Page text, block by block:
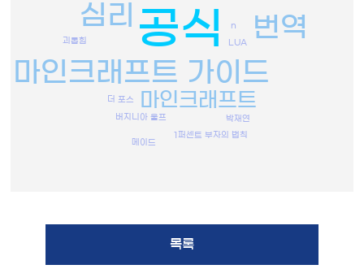
공식
마인크래프트 가이드
심리 번역
마인크래프트
LUA
괴롭힘
더 포스
박재연
버지니아 울프
1퍼센트 부자의 법칙
n
메이드
목록